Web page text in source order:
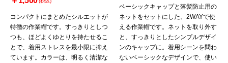
コンパクトにまとめたシルエットが
特徴の作業帽です。すっきりとしつ
つも、ほどよくゆとりを持たせるこ
とで、着用ストレスを最小限に抑え
ています。カラーは、明るく清潔な
ベーシックキャップと落髪防止用の
ネットをセットにした、2WAYで使
える作業帽です。ネットを取り外す
と、すっきりとしたシンプルデザイ
ンのキャップに。着用シーンを問わ
ないベーシックなデザインで、使い